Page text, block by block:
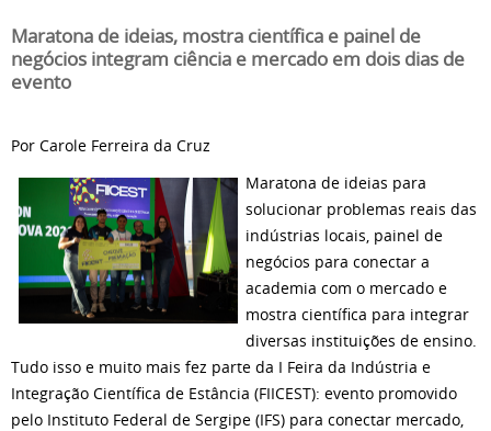
Maratona de ideias, mostra científica e painel de
negócios integram ciência e mercado em dois dias de
evento
Por Carole Ferreira da Cruz
Maratona de ideias para
solucionar problemas reais das
indústrias locais, painel de
negócios para conectar a
academia com o mercado e
mostra científica para integrar
diversas instituições de ensino.
Tudo isso e muito mais fez parte da I Feira da Indústria e
Integração Científica de Estância (FIICEST): evento promovido
pelo Instituto Federal de Sergipe (IFS) para conectar mercado,